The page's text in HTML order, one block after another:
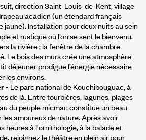
direction Saint-Louis-de-Kent, village
acadien (un étendard français
jaune). Installation pour deux nuits au sein
et rustique où l’on se sent le bienvenu.
la rivière ; la fenêtre de la chambre
Le bois des murs crée une atmosphère
déjeuner prodigue l’énergie nécessaire
les environs.
- Le parc national de Kouchibouguac, à
de là. Entre tourbières, lagunes, plages
du peuple micmac constitue un beau
les amoureux de nature. Après avoir
heures à l'ornithologie, à la balade et
rejoignez le théâtre en plein air pour